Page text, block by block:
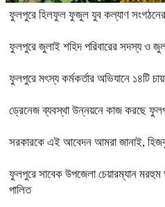
ফুলপুরে হিলফুল ফুজুল যুব কল্যাণ
ফুলপুরে জুলাই শহিদ পরিবারের সদস্য ও
ফুলপুরে মৎস্য কর্মকর্তার অভিযানে ১৪টি
ড্রেনেজ ব্যবস্থা উন্নয়নে কাজ করছে
সরকারকে এই আবেদন আমরা জানাই,
ফুলপুরে সাবেক উপজেলা চেয়ারম্যান মরহুম
পালিত